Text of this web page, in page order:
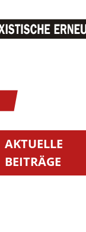
AKTUELLE
BEITRÄGE